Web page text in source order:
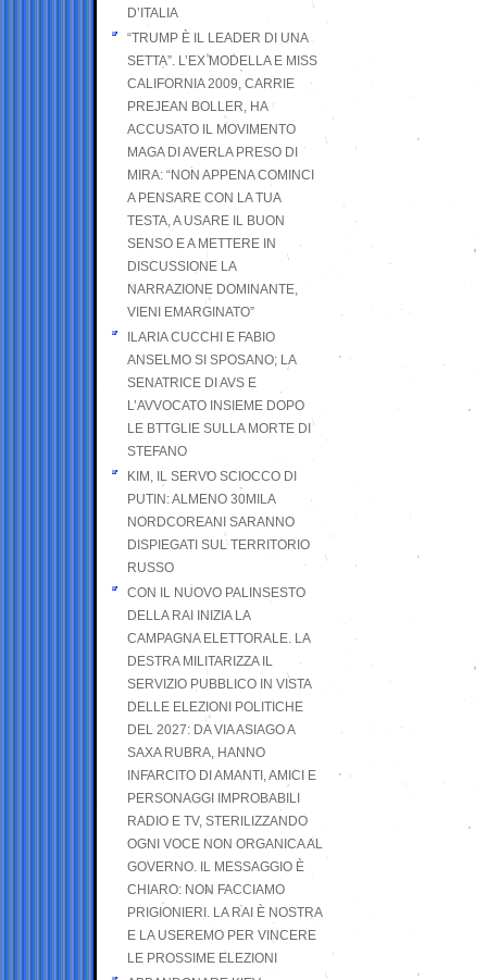
D’ITALIA
“TRUMP È IL LEADER DI UNA
SETTA”. L’EX MODELLA E MISS
CALIFORNIA 2009, CARRIE
PREJEAN BOLLER, HA
ACCUSATO IL MOVIMENTO
MAGA DI AVERLA PRESO DI
MIRA: “NON APPENA COMINCI
A PENSARE CON LA TUA
TESTA, A USARE IL BUON
SENSO E A METTERE IN
DISCUSSIONE LA
NARRAZIONE DOMINANTE,
VIENI EMARGINATO”
ILARIA CUCCHI E FABIO
ANSELMO SI SPOSANO; LA
SENATRICE DI AVS E
L’AVVOCATO INSIEME DOPO
LE BTTGLIE SULLA MORTE DI
STEFANO
KIM, IL SERVO SCIOCCO DI
PUTIN: ALMENO 30MILA
NORDCOREANI SARANNO
DISPIEGATI SUL TERRITORIO
RUSSO
CON IL NUOVO PALINSESTO
DELLA RAI INIZIA LA
CAMPAGNA ELETTORALE. LA
DESTRA MILITARIZZA IL
SERVIZIO PUBBLICO IN VISTA
DELLE ELEZIONI POLITICHE
DEL 2027: DA VIA ASIAGO A
SAXA RUBRA, HANNO
INFARCITO DI AMANTI, AMICI E
PERSONAGGI IMPROBABILI
RADIO E TV, STERILIZZANDO
OGNI VOCE NON ORGANICA AL
GOVERNO. IL MESSAGGIO È
CHIARO: NON FACCIAMO
PRIGIONIERI. LA RAI È NOSTRA
E LA USEREMO PER VINCERE
LE PROSSIME ELEZIONI